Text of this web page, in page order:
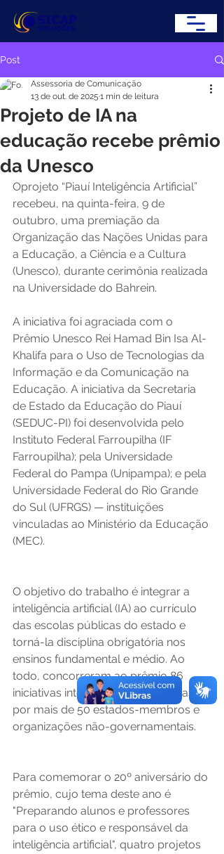
Post
Projeto de IA na
educação recebe prêmio
da Unesco
Assessoria de Comunicação
13 de out. de 2025 1 min de leitura
Oprojeto “Piauí Inteligência Artificial”
recebeu, na quinta-feira, 9 de
outubro, uma premiação da
Organização das Nações Unidas para
a Educação, a Ciência e a Cultura
(Unesco), durante cerimônia realizada
na Universidade do Bahrein.
A iniciativa foi agraciada com o
Prêmio Unesco Rei Hamad Bin Isa Al-
Khalifa para o Uso de Tecnologias da
Informação e da Comunicação na
Educação. A iniciativa da Secretaria
de Estado da Educação do Piauí
(SEDUC-PI) foi desenvolvida pelo
Instituto Federal Farroupilha (IF
Farroupilha); pela Universidade
Federal do Pampa (Unipampa); e pela
Universidade Federal do Rio Grande
do Sul (UFRGS) — instituições
vinculadas ao Ministério da Educação
(MEC).
O objetivo do trabalho é integrar a
inteligência artificial (IA) ao currículo
das escolas públicas do estado e
torná-la disciplina obrigatória nos
ensinos fundamental e médio. Ao
todo, concorreram ao prêmio 86
iniciativas internacionais, propostas
por mais de 50 estados-membros e
organizações não-governamentais.
Para comemorar o 20º aniversário do
prêmio, cujo tema deste ano é
"Preparando alunos e professores
para o uso ético e responsável da
inteligência artificial", quatro projetos